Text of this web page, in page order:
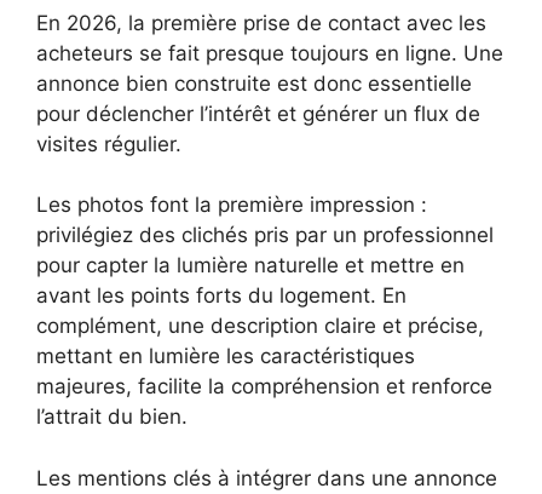
En 2026, la première prise de contact avec les
acheteurs se fait presque toujours en ligne. Une
annonce bien construite est donc essentielle
pour déclencher l’intérêt et générer un flux de
visites régulier.
Les photos font la première impression :
privilégiez des clichés pris par un professionnel
pour capter la lumière naturelle et mettre en
avant les points forts du logement. En
complément, une description claire et précise,
mettant en lumière les caractéristiques
majeures, facilite la compréhension et renforce
l’attrait du bien.
Les mentions clés à intégrer dans une annonce